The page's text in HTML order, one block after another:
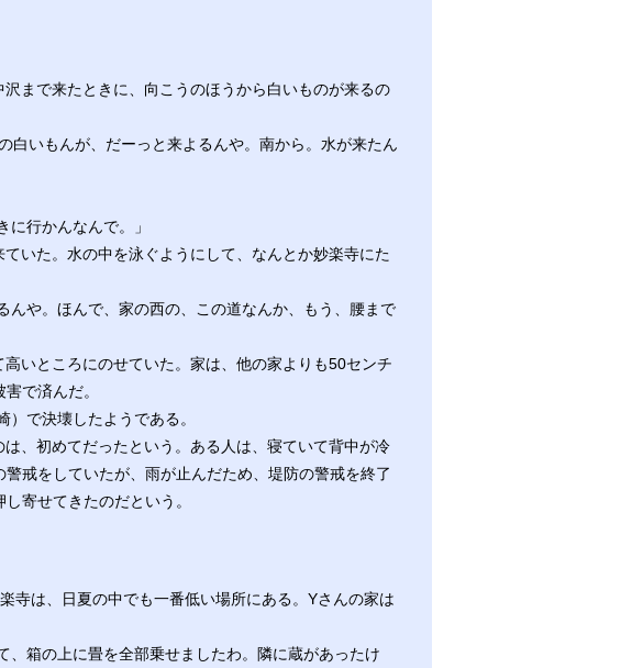
まで来たときに、向こうのほうから白いものが来るの
白いもんが、だーっと来よるんや。南から。水が来たん
に行かんなんで。」
いた。水の中を泳ぐようにして、なんとか妙楽寺にた
んや。ほんで、家の西の、この道なんか、もう、腰まで
いところにのせていた。家は、他の家よりも50センチ
で済んだ。
で決壊したようである。
、初めてだったという。ある人は、寝ていて背中が冷
戒をしていたが、雨が止んだため、堤防の警戒を終了
寄せてきたのだという。
寺は、日夏の中でも一番低い場所にある。Yさんの家は
、箱の上に畳を全部乗せましたわ。隣に蔵があったけ